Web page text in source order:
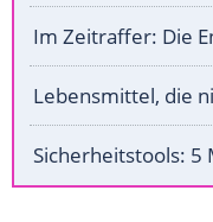
Im Zeitraffer: Die
Lebensmittel, die
Sicherheitstools: 5